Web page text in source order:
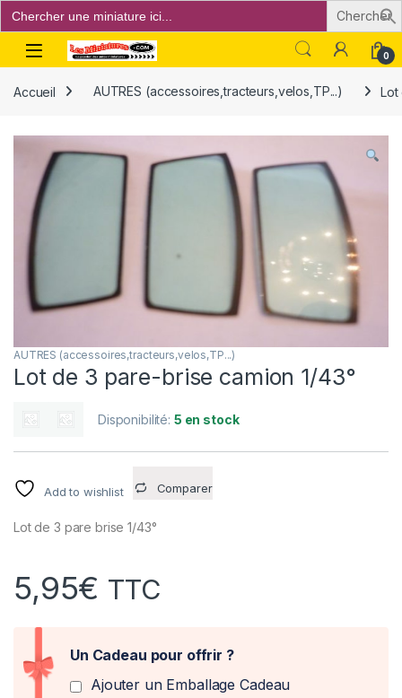
Search
for:
Open 0
Accueil AUTRES (accessoires,tracteurs,velos,TP...) Lot
AUTRES (accessoires,tracteurs,velos,TP...)
Lot de 3 pare-brise camion 1/43°
Disponibilité: 5 en stock
Add to wishlist Comparer
Lot de 3 pare brise 1/43°
5,95€ TTC
Un Cadeau pour offrir ?
Ajouter un Emballage Cadeau